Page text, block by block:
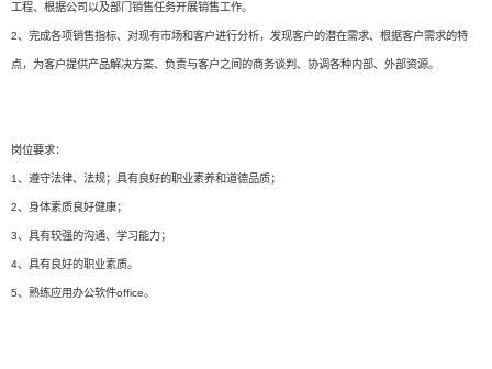
工程、根据公司以及部门销售任务开展销售工作。
2、完成各项销售指标、对现有市场和客户进行分析，发现客户的潜在需求、根据客户需求的特
点，为客户提供产品解决方案、负责与客户之间的商务谈判、协调各种内部、外部资源。
岗位要求：
1、遵守法律、法规；具有良好的职业素养和道德品质；
2、身体素质良好健康；
3、具有较强的沟通、学习能力；
4、具有良好的职业素质。
5、熟练应用办公软件office。